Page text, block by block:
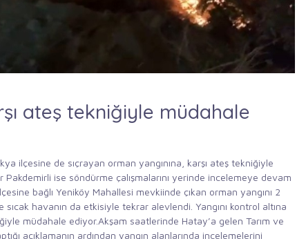
ateş tekniğiyle müdahale
ilçesine de sıçrayan orman yangınına, karşı ateş tekniğiyle
Pakdemirli ise söndürme çalışmalarını yerinde incelemeye devam
bağlı Yeniköy Mahallesi mevkiinde çıkan orman yangını 2
havanın da etkisiyle tekrar alevlendi. Yangını kontrol altına
müdahale ediyor.Akşam saatlerinde Hatay’a gelen Tarım ve
açıklamanın ardından yangın alanlarında incelemelerini